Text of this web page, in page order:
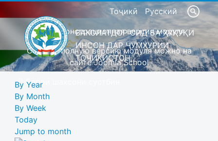
Тоҷикӣ Русский
Это демонстрационная версия модуля
Скачать полную версию модуля можно на
сайте Joomla School
Барои шахсони сустбин
ВАКОЛАТДОР ОИД БА ҲУҚУҚИ
ИНСОН ДАР ҶУМҲУРИИ
ТОҶИКИСТОН
By Year
By Month
By Week
Today
Jump to month